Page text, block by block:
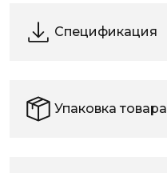
Спецификация
Упаковка товара